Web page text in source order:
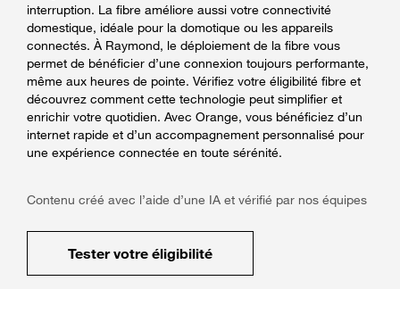
interruption. La fibre améliore aussi votre connectivité
domestique, idéale pour la domotique ou les appareils
connectés. À Raymond, le déploiement de la fibre vous
permet de bénéficier d’une connexion toujours performante,
même aux heures de pointe. Vérifiez votre éligibilité fibre et
découvrez comment cette technologie peut simplifier et
enrichir votre quotidien. Avec Orange, vous bénéficiez d’un
internet rapide et d’un accompagnement personnalisé pour
une expérience connectée en toute sérénité.
Contenu créé avec l’aide d’une IA et vérifié par nos équipes
Tester votre éligibilité